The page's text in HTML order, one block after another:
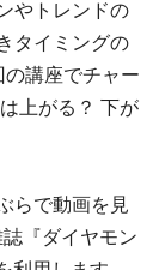
やトレンドの
タイミングの
講座でチャー
上がる？ 下が
らで動画を見
『ダイヤモン